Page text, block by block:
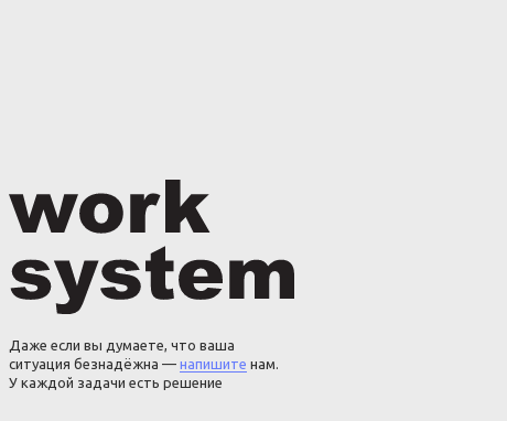
Даже если вы думаете, что ваша
ситуация безнадёжна — напишите нам.
У каждой задачи есть решение